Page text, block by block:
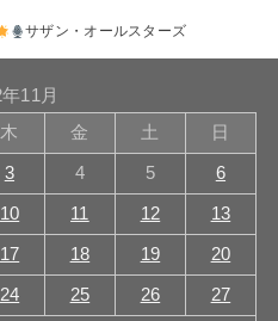
サザン・オールスターズ
11月
木 金 土 日
3 4 5 6
10 11 12 13
17 18 19 20
24 25 26 27